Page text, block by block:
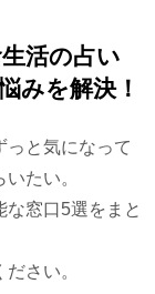
活の占い
みを解決！
っと気になって
たい。
な窓口5選をまと
さい。